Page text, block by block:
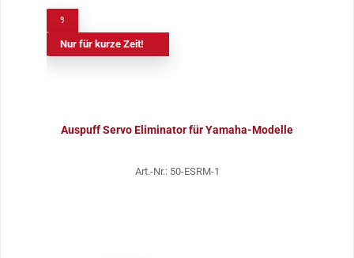
Nur für kurze Zeit!
Auspuff Servo Eliminator für Yamaha-Modelle
Art.-Nr.: 50-ESRM-1